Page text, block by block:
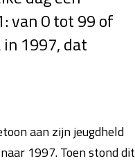
van 0 tot 99 of
1997, dat
aan zijn jeugdheld
1997. Toen stond dit